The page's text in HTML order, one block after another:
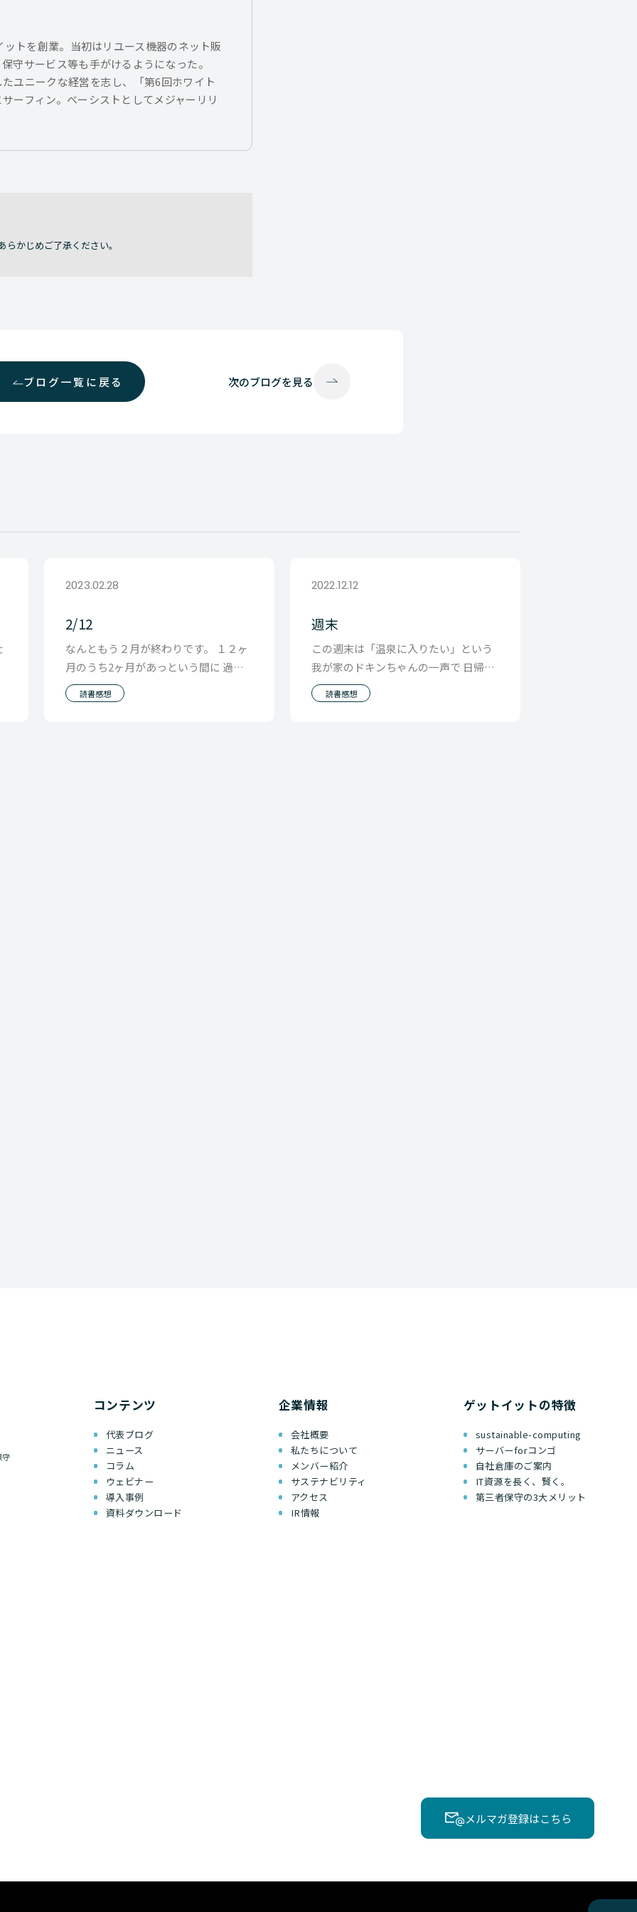
トを創業。当初はリユース機器のネット販
守サービス等も手がけるようになった。
ユニークな経営を志し、「第6回ホワイト
ーフィン。ベーシストとしてメジャーリリ
かじめご了承ください。
ブログ一覧に戻る 次のブログを見る
2023.02.28
2/12
なんともう２月が終わりです。 １２ヶ
月のうち2ヶ月があっという間に 過ぎ
去ってしまいました（涙） 今月一番心
に残ったのが
読書感想
2022.12.12
週末
この週末は「温泉に入りたい」という
我が家のドキンちゃんの一声で 日帰り
で温泉に行こうとなり箱根に行ってき
ました。 まず
読書感想
守
コンテンツ
代表ブログ
ニュース
コラム
ウェビナー
導入事例
資料ダウンロード
企業情報
会社概要
私たちについて
メンバー紹介
サステナビリティ
アクセス
IR情報
ゲットイットの特徴
sustainable-computing
サーバーforコンゴ
自社倉庫のご案内
IT資源を長く、賢く。
第三者保守の3大メリット
メルマガ登録はこちら